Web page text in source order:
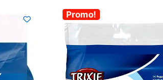
-30%
Promo!